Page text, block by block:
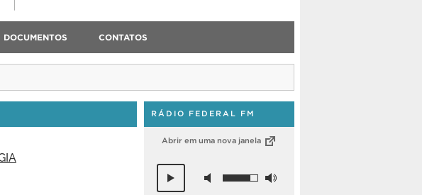
DOCUMENTOS CONTATOS
RÁDIO FEDERAL FM
Abrir em uma nova janela